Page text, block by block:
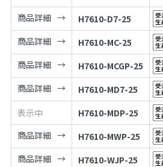
商品詳細
H7610-D7-25
商品詳細
H7610-MC-25
商品詳細
H7610-MCGP-25
商品詳細
H7610-MD7-25
表示中
H7610-MDP-25
商品詳細
H7610-MWP-25
商品詳細
H7610-WJP-25